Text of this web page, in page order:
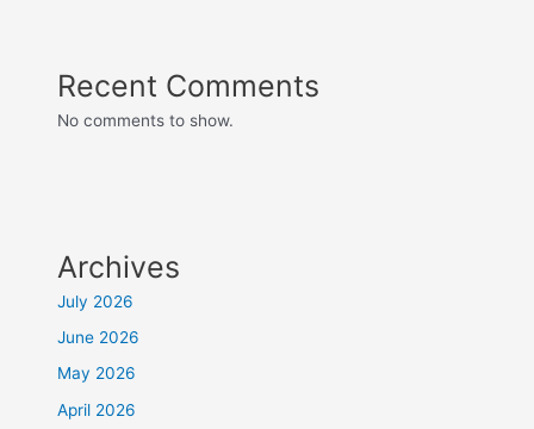
Recent Comments
No comments to show.
Archives
July 2026
June 2026
May 2026
April 2026